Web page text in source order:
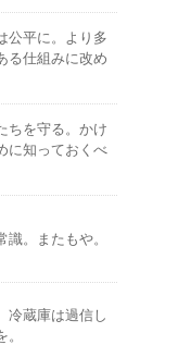
公平に。より多
る仕組みに改め
ちを守る。かけ
に知っておくべ
。またもや。
冷蔵庫は過信し